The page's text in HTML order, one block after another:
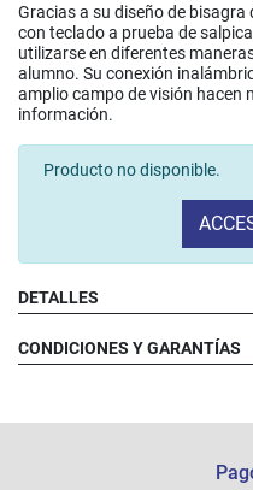
Gracias a su diseño de bisagra
con teclado a prueba de
utilizarse en diferentes
alumno. Su conexión
amplio campo de visión
información.​
Producto no disponible.
DETALLES
CONDICIONES Y GARANTÍAS